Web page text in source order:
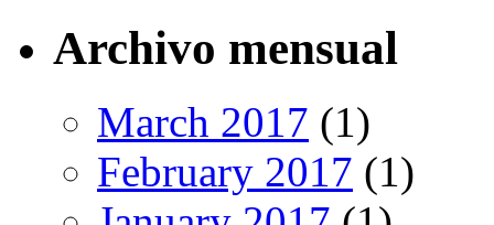
Archivo mensual
March 2017 (1)
February 2017 (1)